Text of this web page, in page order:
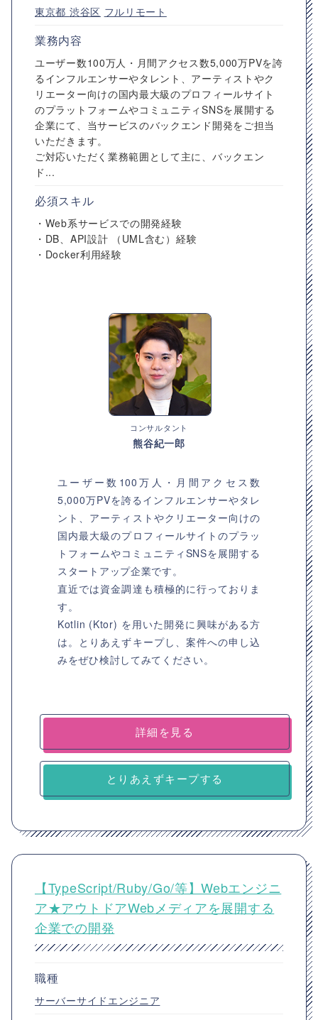
東京都 渋谷区 フルリモート
業務内容
ユーザー数100万人・月間アクセス数5,000万PVを誇
るインフルエンサーやタレント、アーティストやク
リエーター向けの国内最大級のプロフィールサイト
のプラットフォームやコミュニティSNSを展開する
企業にて、当サービスのバックエンド開発をご担当
いただきます。
ご対応いただく業務範囲として主に、バックエン
ド...
必須スキル
・Web系サービスでの開発経験
・DB、API設計 （UML含む）経験
・Docker利用経験
コンサルタント
熊谷紀一郎
ユーザー数100万人・月間アクセス数
5,000万PVを誇るインフルエンサーやタレ
ント、アーティストやクリエーター向けの
国内最大級のプロフィールサイトのプラッ
トフォームやコミュニティSNSを展開する
スタートアップ企業です。
直近では資金調達も積極的に行っておりま
す。
Kotlin (Ktor) を用いた開発に興味がある方
は。とりあえずキープし、案件への申し込
みをぜひ検討してみてください。
詳細を見る
とりあえずキープする
【TypeScript/Ruby/Go/等】Webエンジニ
ア★アウトドアWebメディアを展開する
企業での開発
職種
サーバーサイドエンジニア